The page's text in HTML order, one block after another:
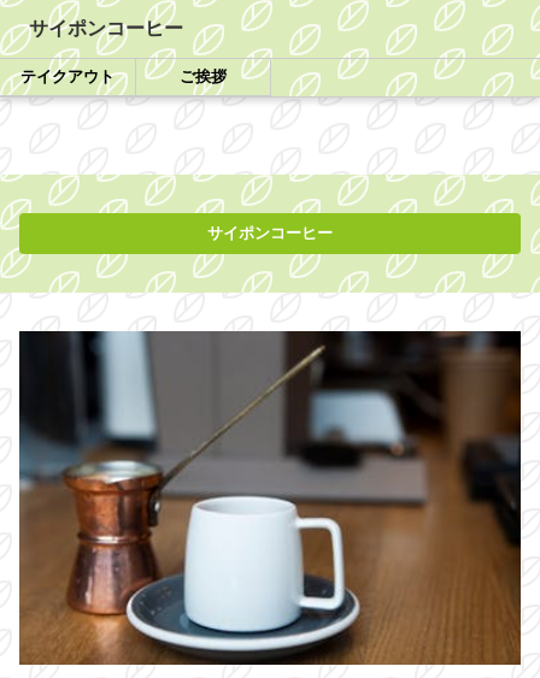
サイポンコーヒー
テイクアウト ご挨拶
サイポンコーヒー